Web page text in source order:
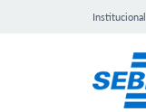
Institucional